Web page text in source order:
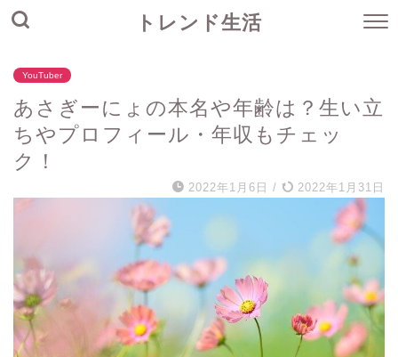
トレンド生活
YouTuber
あさぎーにょの本名や年齢は？生い立
ちやプロフィール・年収もチェッ
ク！
2022年1月6日 / 2022年1月31日